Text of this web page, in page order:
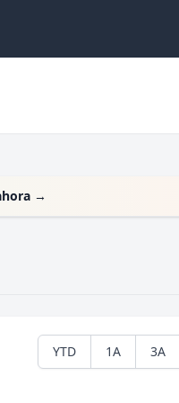
→
YTD 1A 3A